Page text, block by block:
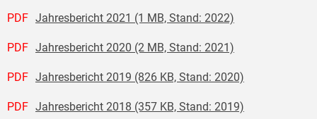
PDF Jahresbericht 2021 (1 MB, Stand: 2022)
PDF Jahresbericht 2020 (2 MB, Stand: 2021)
PDF Jahresbericht 2019 (826 KB, Stand: 2020)
PDF Jahresbericht 2018 (357 KB, Stand: 2019)